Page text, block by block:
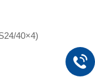
40×4)